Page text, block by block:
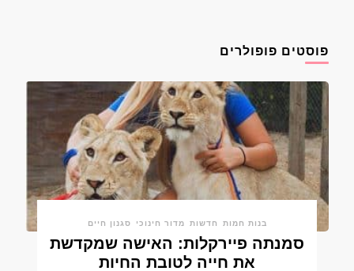
פוסטים פופולרים
בנות חמות חדשות מדור חינוכי סגנון חיים
סמנתה פיירקלות: האישה שמקדשת
את חייה לטובת החיות